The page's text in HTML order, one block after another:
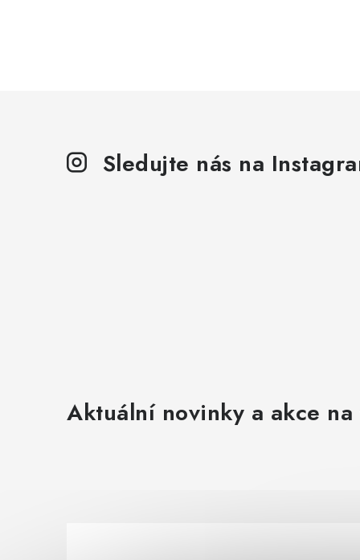
Sledujte nás na
Aktuální novinky a akce na